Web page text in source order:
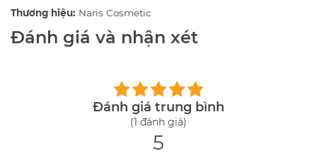
Thương hiệu: Naris Cosmetic
Đánh giá và nhận xét
Đánh giá trung bình
(1 đánh giá)
5